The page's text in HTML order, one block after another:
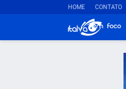
HOME CONTATO